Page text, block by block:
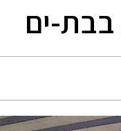
בבת-ים